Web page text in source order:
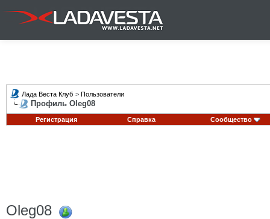
Лада Веста Клуб > Пользователи
Профиль Oleg08
Регистрация Справка Сообщество
Oleg08